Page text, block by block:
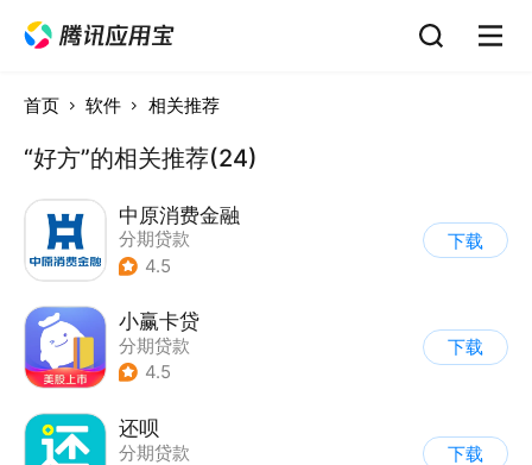
首页 软件 相关推荐
“好方”的相关推荐(24)
中原消费金融
分期贷款
4.5
下载
小赢卡贷
分期贷款
4.5
下载
还呗
分期贷款
下载